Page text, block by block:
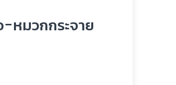
-หมวกกระจาย